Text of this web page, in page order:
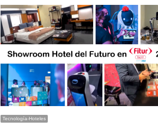
Tecnología-Hoteles